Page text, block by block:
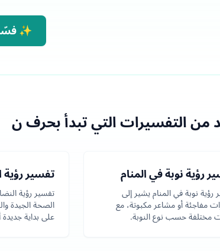
✨
من التفسيرات التي تبدأ بحرف ن
رؤية نوبة في المنام
رؤية نوبة في المنام يشير إلى
مفاجئة أو مشاعر مكبوتة، مع
مختلفة حسب نوع النوبة.
تفسير رؤية
تفسير رؤية
الصحة الجيدة
على بداية